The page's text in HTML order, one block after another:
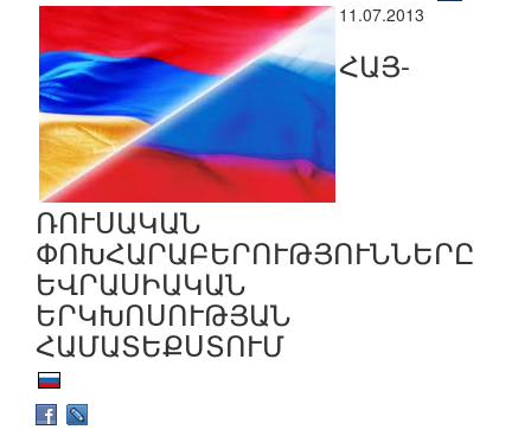
11.07.2013
ՀԱՅ-
ՌՈՒՍԱԿԱՆ
ՓՈԽՀԱՐԱԲԵՐՈՒԹՅՈՒՆՆԵՐԸ
ԵՎՐԱՍԻԱԿԱՆ
ԵՐԿԽՈՍՈՒԹՅԱՆ
ՀԱՄԱՏԵՔՍՏՈՒՄ